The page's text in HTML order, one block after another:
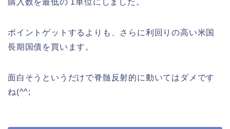
ポイントゲットするよりも、さらに利回りの高い米国
長期国債を買います。
面白そうというだけで脊髄反射的に動いてはダメです
ね(^^;